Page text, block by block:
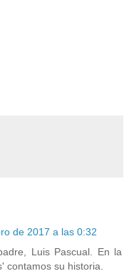
de 2017 a las 0:32
Luis Pascual. En la
contamos su historia.